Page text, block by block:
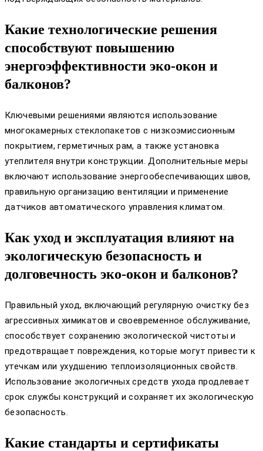
Какие технологические решения
способствуют повышению
энергоэффективности эко-окон и
балконов?
Ключевыми решениями являются использование
многокамерных стеклопакетов с низкоэмиссионным
покрытием, герметичных рам, а также установка
утеплителя внутри конструкции. Дополнительные меры
включают использование энергообеспечивающих швов,
правильную организацию вентиляции и применение
датчиков автоматического управления климатом.
Как уход и эксплуатация влияют на
экологическую безопасность и
долговечность эко-окон и балконов?
Правильный уход, включающий регулярную очистку без
агрессивных химикатов и своевременное обслуживание,
способствует сохранению экологической чистоты и
предотвращает повреждения, которые могут привести к
утечкам или ухудшению теплоизоляционных свойств.
Использование экологичных средств ухода продлевает
срок службы конструкций и сохраняет их экологическую
безопасность.
Какие стандарты и сертификаты